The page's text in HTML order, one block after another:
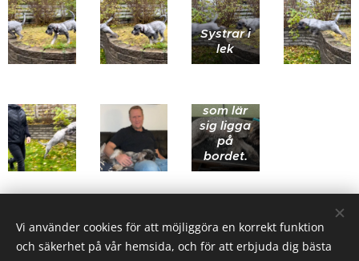
Systrar i
lek
som lär
sig ligga
på
bordet.
Share
Vi använder cookies för att möjliggöra en korrekt funktion
och säkerhet på vår hemsida, och för att erbjuda dig bästa